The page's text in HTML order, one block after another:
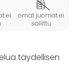
ei
omat juomat ei
sallittu
täydellisen